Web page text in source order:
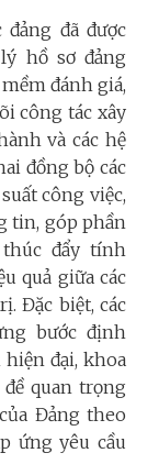
đã được
hồ sơ đảng
đánh giá,
công tác xây
và các hệ
đồng bộ các
công việc,
tin, góp phần
đẩy tính
quả giữa các
Đặc biệt, các
bước định
đại, khoa
quan trọng
Đảng theo
ứng yêu cầu